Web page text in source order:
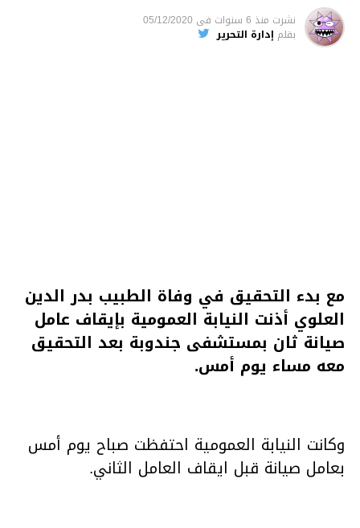
نشرت منذ 6 سنوات فى 05/12/2020
بقلم إدارة التحرير
مع بدء التحقيق في وفاة الطبيب بدر الدين
العلوي أذنت النيابة العمومية بإيقاف عامل
صيانة ثان بمستشفى جندوبة بعد التحقيق
معه مساء يوم أمس.
وكانت النيابة العمومية احتفظت صباح يوم أمس
بعامل صيانة قبل ايقاف العامل الثاني.